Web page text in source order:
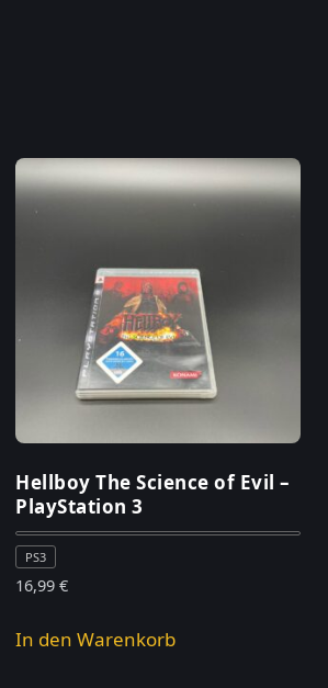
Hellboy The Science of Evil –
PlayStation 3
PS3
16,99€
In den Warenkorb